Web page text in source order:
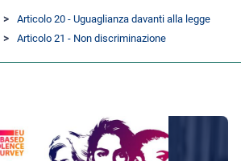
Articolo 20 - Uguaglianza davanti alla legge
Articolo 21 - Non discriminazione